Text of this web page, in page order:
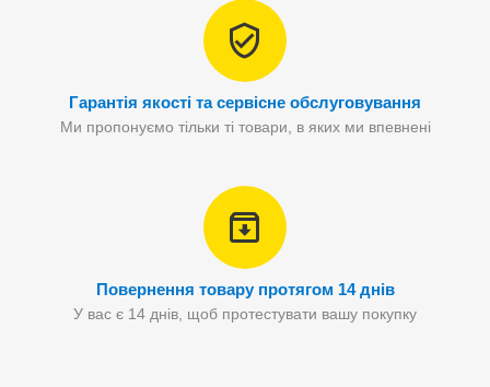
Гарантія якості та сервісне обслуговування
Ми пропонуємо тільки ті товари, в яких ми впевнені
Повернення товару протягом 14 днів
У вас є 14 днів, щоб протестувати вашу покупку